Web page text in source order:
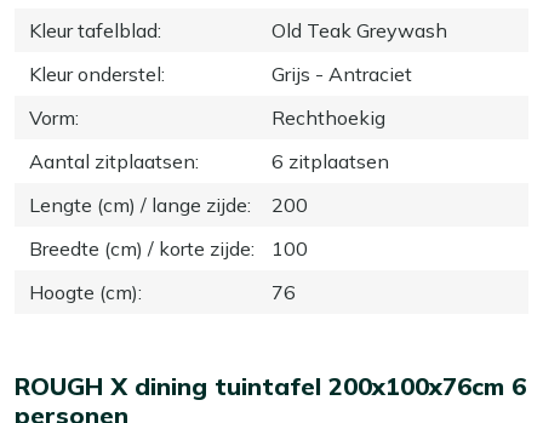
Kleur tafelblad:
Old Teak Greywash
Kleur onderstel:
Grijs - Antraciet
Vorm:
Rechthoekig
Aantal zitplaatsen:
6 zitplaatsen
Lengte (cm) / lange zijde:
200
Breedte (cm) / korte zijde:
100
Hoogte (cm): 76
ROUGH X dining tuintafel 200x100x76cm 6
personen